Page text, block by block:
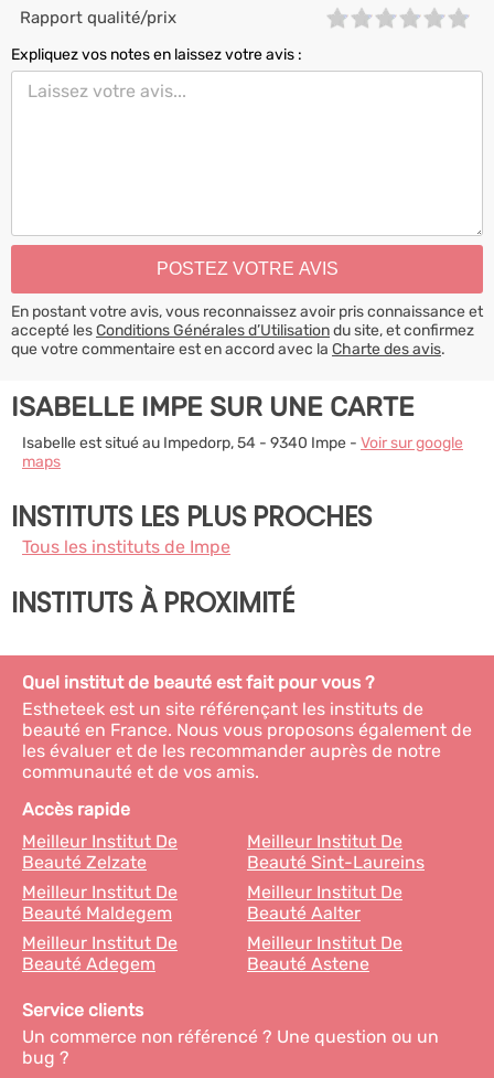
Rapport qualité/prix
Expliquez vos notes en laissez votre avis :
En postant votre avis, vous reconnaissez avoir pris connaissance et
accepté lesConditions Générales d’Utilisationdu site, et confirmez
que votre commentaire est en accord avec la Charte des avis.
ISABELLE IMPE SUR UNE CARTE
Isabelle est situé au Impedorp, 54 - 9340 Impe - Voir sur google
maps
INSTITUTS LES PLUS PROCHES
Tous les instituts de Impe
INSTITUTS À PROXIMITÉ
Quel institut de beauté est fait pour vous ?
Estheteek est un site référençant les instituts de
beauté en France. Nous vous proposons également de
les évaluer et de les recommander auprès de notre
communauté et de vos amis.
Accès rapide
Meilleur Institut De
Beauté Zelzate
Meilleur Institut De
Beauté Sint-Laureins
Meilleur Institut De
Beauté Maldegem
Meilleur Institut De
Beauté Aalter
Meilleur Institut De
Beauté Adegem
Meilleur Institut De
Beauté Astene
Service clients
Un commerce non référencé ? Une question ou un
bug ?